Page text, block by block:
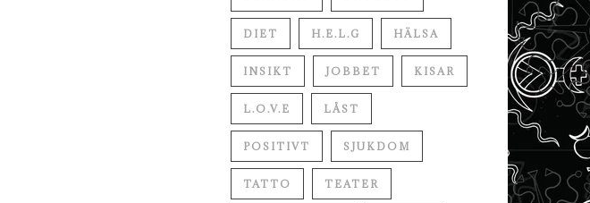
DIET H.E.L.G HÄLSA
INSIKT JOBBET KISAR
L.O.V.E LÅST
POSITIVT SJUKDOM
TATTO TEATER